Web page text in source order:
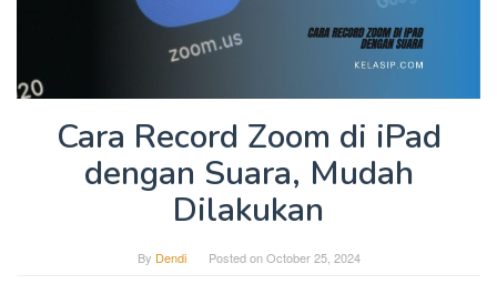
Cara Record Zoom di iPad
dengan Suara, Mudah
Dilakukan
By Dendi Posted onOctober 25, 2024